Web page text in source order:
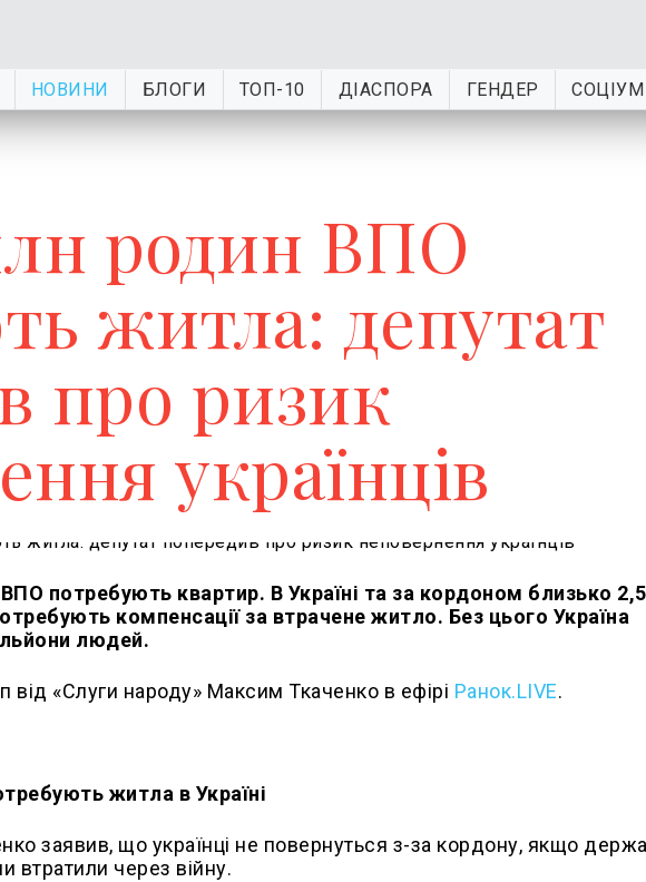
НОВИНИ БЛОГИ ТОП-10 ДІАСПОРА ГЕНДЕР СОЦІУМ
родин ВПО
житла: депутат
про ризик
українців
потребують квартир. В Україні та за кордоном близько 2,5
компенсації за втрачене житло. Без цього Україна
людей.
«Слуги народу» Максим Ткаченко в ефірі Ранок.LIVE.
житла в Україні
заявив, що українці не повернуться з-за кордону, якщо
втратили через війну.